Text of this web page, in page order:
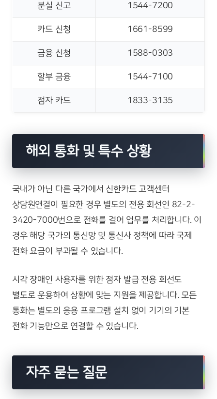
분실 신고 1544-7200
카드 신청 1661-8599
금융 신청 1588-0303
할부 금융 1544-7100
점자 카드 1833-3135
해외 통화 및 특수 상황
국내가 아닌 다른 국가에서 신한카드 고객센터
상담원연결이 필요한 경우 별도의 전용 회선인 82-2-
3420-7000번으로 전화를 걸어 업무를 처리합니다. 이
경우 해당 국가의 통신망 및 통신사 정책에 따라 국제
전화 요금이 부과될 수 있습니다.
시각 장애인 사용자를 위한 점자 발급 전용 회선도
별도로 운용하여 상황에 맞는 지원을 제공합니다. 모든
통화는 별도의 응용 프로그램 설치 없이 기기의 기본
전화 기능만으로 연결할 수 있습니다.
자주 묻는 질문